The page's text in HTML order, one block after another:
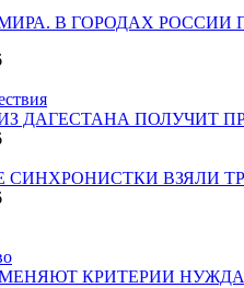
В ГОРОДАХ
ДАГЕСТАНА ПОЛУЧИТ
СИНХРОНИСТКИ ВЗЯЛИ
КРИТЕРИИ